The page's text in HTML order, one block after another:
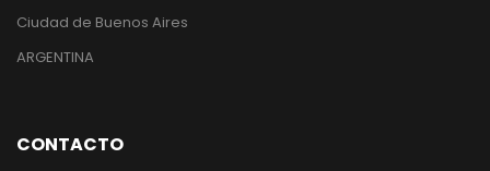
Ciudad de Buenos Aires
ARGENTINA
CONTACTO